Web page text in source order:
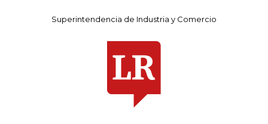
Superintendencia de Industria y Comercio